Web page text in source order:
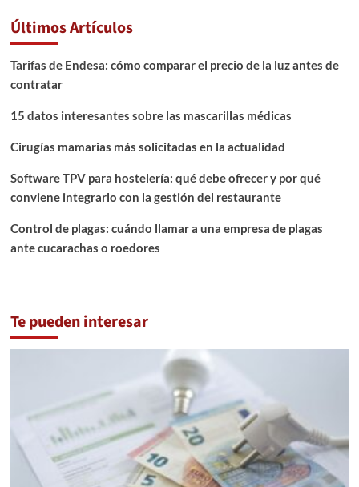
Últimos Artículos
Tarifas de Endesa: cómo comparar el precio de la luz antes de
contratar
15 datos interesantes sobre las mascarillas médicas
Cirugías mamarias más solicitadas en la actualidad
Software TPV para hostelería: qué debe ofrecer y por qué
conviene integrarlo con la gestión del restaurante
Control de plagas: cuándo llamar a una empresa de plagas
ante cucarachas o roedores
Te pueden interesar